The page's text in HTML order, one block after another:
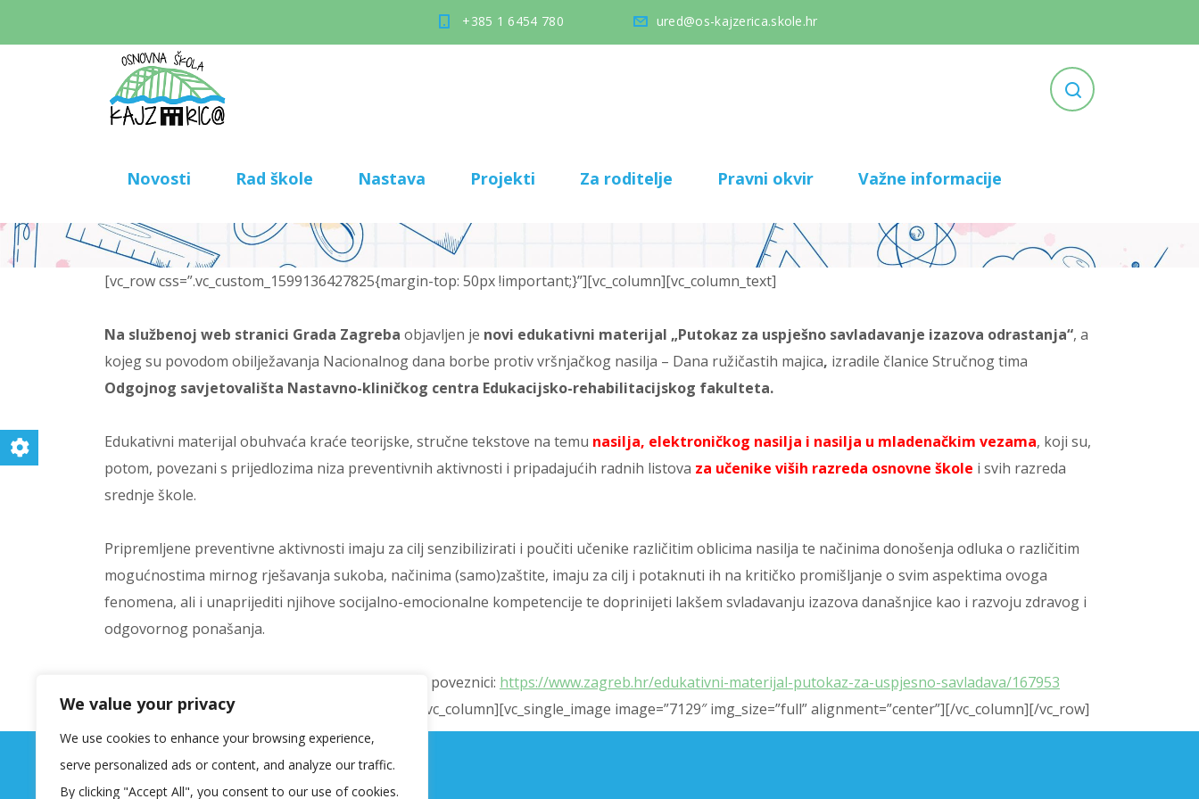
We value your privacy
We use cookies to enhance your browsing experience,
serve personalized ads or content, and analyze our traffic.
By clicking "Accept All", you consent to our use of cookies.
+385 1 6454 780 ured@os-kajzerica.skole.hr
Novosti Rad škole Nastava Projekti Za roditelje Pravni okvir Važne informacije
[vc_row css=”.vc_custom_1599136427825{margin-top: 50px !important;}”][vc_column][vc_column_text]
Na službenoj web stranici Grada Zagreba objavljen je novi edukativni materijal „Putokaz za uspješno savladavanje izazova odrastanja“, a
kojeg su povodom obilježavanja Nacionalnog dana borbe protiv vršnjačkog nasilja – Dana ružičastih majica, izradile članice Stručnog tima
Odgojnog savjetovališta Nastavno-kliničkog centra Edukacijsko-rehabilitacijskog fakulteta.
Edukativni materijal obuhvaća kraće teorijske, stručne tekstove na temu nasilja, elektroničkog nasilja i nasilja u mladenačkim vezama, koji su,
potom, povezani s prijedlozima niza preventivnih aktivnosti i pripadajućih radnih listova za učenike viših razreda osnovne škole i svih razreda
srednje škole.
Pripremljene preventivne aktivnosti imaju za cilj senzibilizirati i poučiti učenike različitim oblicima nasilja te načinima donošenja odluka o različitim
mogućnostima mirnog rješavanja sukoba, načinima (samo)zaštite, imaju za cilj i potaknuti ih na kritičko promišljanje o svim aspektima ovoga
fenomena, ali i unaprijediti njihove socijalno-emocionalne kompetencije te doprinijeti lakšem svladavanju izazova današnjice kao i razvoju zdravog i
odgovornog ponašanja.
Više o navedenom materijalu možete pronaći na poveznici: https://www.zagreb.hr/edukativni-materijal-putokaz-za-uspjesno-savladava/167953
[/vc_column_text][/vc_column][/vc_row][vc_row][vc_column][vc_single_image image=”7129″ img_size=”full” alignment=”center”][/vc_column][/vc_row]